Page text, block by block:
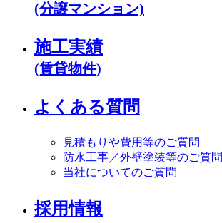
(分譲マンション)
施工実績
(賃貸物件)
よくある質問
見積もりや費用等のご質問
防水工事／外壁塗装等のご質問
当社についてのご質問
採用情報